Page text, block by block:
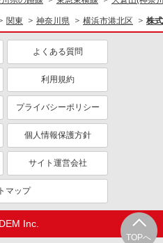
ミドル（40代～）活躍中
車通勤OK
社会保険あり
TOPへ
関東 神奈川県 横浜市港北区 株
よくある質問
利用規約
プライバシーポリシー
個人情報保護方針
サイト運営会社
マップ
Inc.